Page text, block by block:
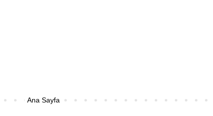
Ana Sayfa